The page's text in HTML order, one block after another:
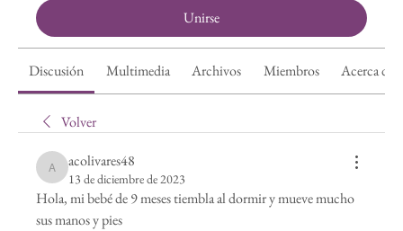
Unirse
Discusión Multimedia Archivos Miembros Acerca de
Volver
acolivares48
acolivares48
13 de diciembre de 2023
Hola, mi bebé de 9 meses tiembla al dormir y mueve mucho
sus manos y pies